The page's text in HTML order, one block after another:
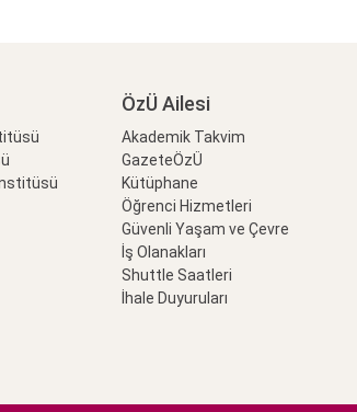
ÖzÜ Ailesi
Akademik Takvim
GazeteÖzÜ
Kütüphane
Öğrenci Hizmetleri
Güvenli Yaşam ve Çevre
İş Olanakları
Shuttle Saatleri
İhale Duyuruları